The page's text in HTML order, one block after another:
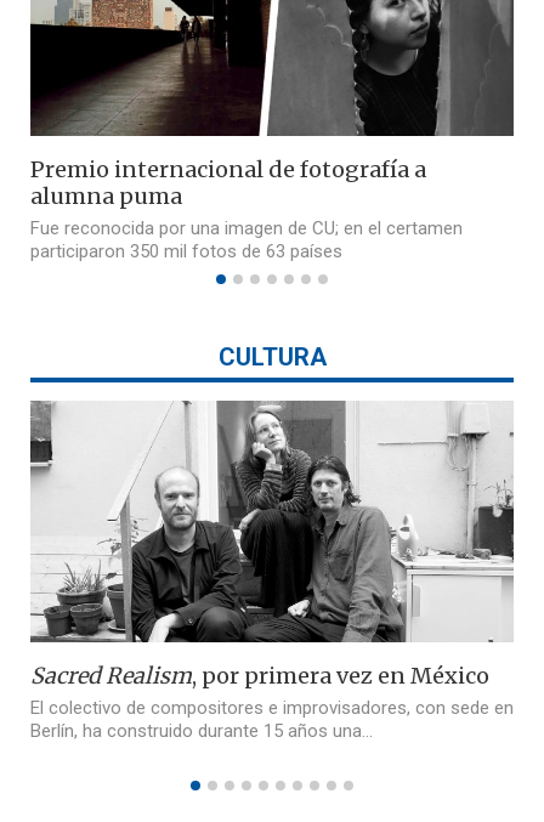
Premio internacional de fotografía a
alumna puma
Fue reconocida por una imagen de CU; en el certamen
participaron 350 mil fotos de 63 países
CULTURA
Sacred Realism, por primera vez en México
El colectivo de compositores e improvisadores, con sede en
Berlín, ha construido durante 15 años una…